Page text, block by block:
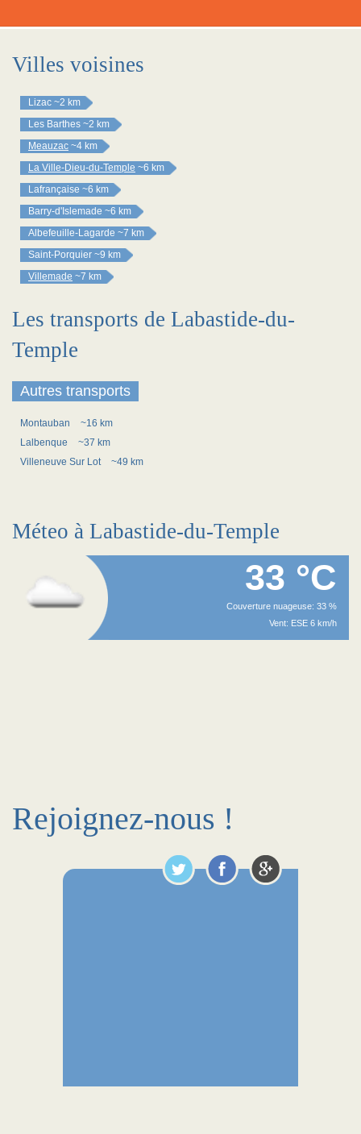
Villes voisines
Lizac ~2 km
Les Barthes ~2 km
Meauzac ~4 km
La Ville-Dieu-du-Temple ~6 km
Lafrançaise ~6 km
Barry-d'Islemade ~6 km
Albefeuille-Lagarde ~7 km
Saint-Porquier ~9 km
Villemade ~7 km
Les transports de Labastide-du-
Temple
Autres transports
Montauban
~16 km
Lalbenque
~37 km
Villeneuve Sur Lot
~49 km
Méteo à Labastide-du-Temple
33 °C
Couverture nuageuse: 33 %
Vent: ESE 6 km/h
Rejoignez-nous !